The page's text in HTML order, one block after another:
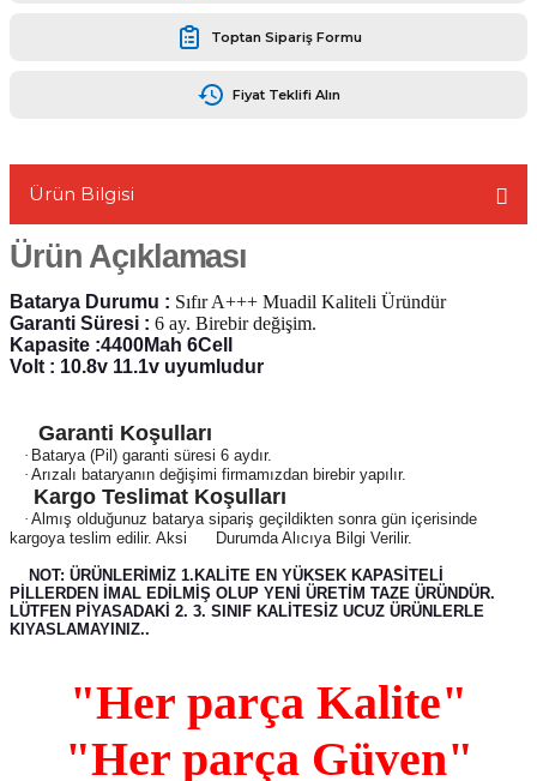
Toptan Sipariş Formu
Fiyat Teklifi Alın
Ürün Bilgisi
Ürün Açıklaması
Batarya Durumu : Sıfır A+++ Muadil Kaliteli Üründür
Garanti Süresi : 6 ay. Birebir değişim.
Kapasite :4400Mah 6Cell
Volt : 10.8v 11.1v uyumludur
Garanti Koşulları
Batarya (Pil) garanti süresi 6 aydır.
Arızalı bataryanın değişimi firmamızdan birebir yapılır.
Kargo Teslimat Koşulları
Almış olduğunuz batarya sipariş geçildikten sonra gün içerisinde
kargoya teslim edilir. Aksi Durumda Alıcıya Bilgi Verilir.
NOT: ÜRÜNLERİMİZ 1.KALİTE EN YÜKSEK KAPASİTELİ
PİLLERDEN İMAL EDİLMİŞ OLUP YENİ ÜRETİM TAZE ÜRÜNDÜR.
LÜTFEN PİYASADAKİ 2. 3. SINIF KALİTESİZ UCUZ ÜRÜNLERLE
KIYASLAMAYINIZ..
"Her parça Kalite"
"Her parça Güven"